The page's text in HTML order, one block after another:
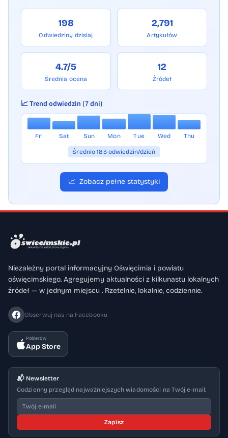
198
Odwiedziny dzisiaj
2,791
Artykułów
4.7/5
Średnia ocena
12
Źródeł
📈 Trend odwiedzin (7 dni)
Fri Sat Sun Mon Tue Wed Thu
Średnio 183 odwiedzin/dzień
📈 Zobacz pełne statystyki
Niezależny portal informacyjny Oświęcimia i powiatu
oświęcimskiego. Agregujemy aktualności z kilkunastu lokalnych
źródeł — w jednym miejscu . Rzetelnie, lokalnie, codziennie.
Obserwuj nas na Facebooku
Pobierz w
App Store
📬 Newsletter
Codzienny przegląd najważniejszych wiadomości na Twój e-mail.
Zapisz